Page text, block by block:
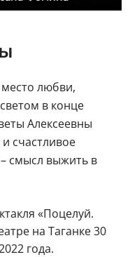
место любви,
в конце
Алексеевны
счастливое
смысл выжить в
«Поцелуй.
на Таганке 30
года.